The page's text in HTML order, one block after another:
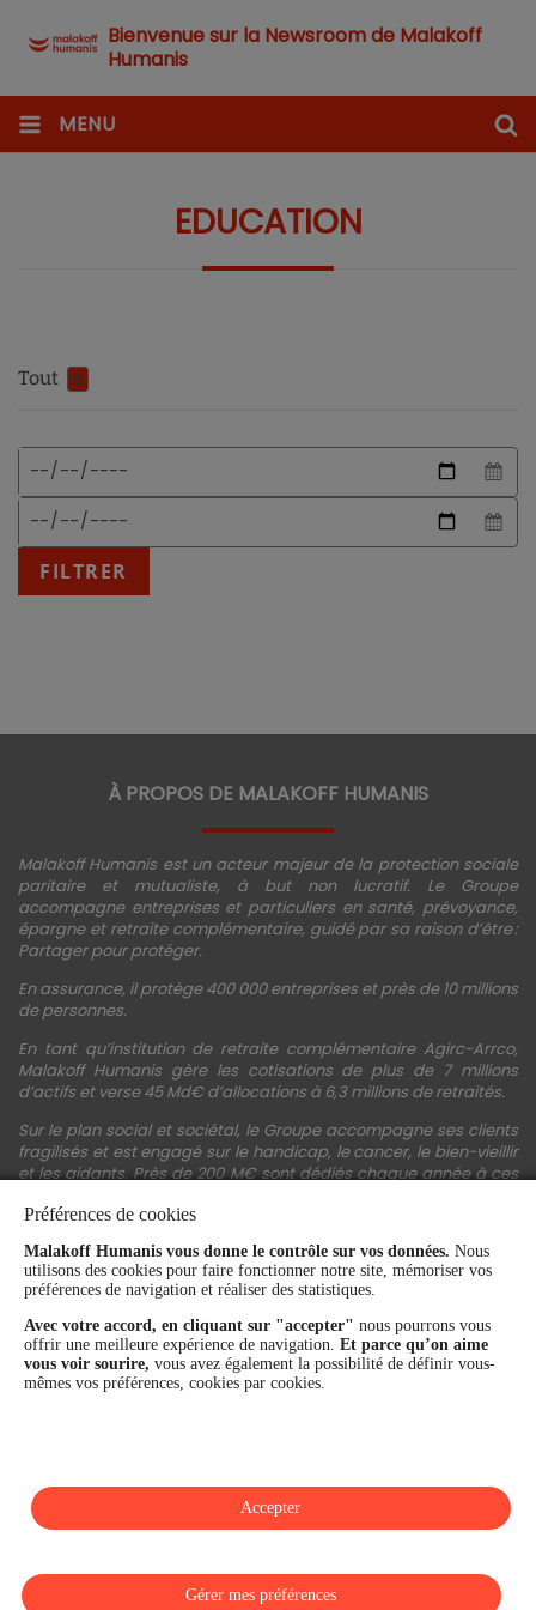
Bienvenue sur la Newsroom de Malakoff
Humanis
MENU
EDUCATION
Tout 0
Date
début
Date
Format
date
attendu
:
JJ/MM/AAAA
FILTRER
À PROPOS DE MALAKOFF HUMANIS
Malakoff Humanis est un acteur majeur de la protection sociale
paritaire et mutualiste, à but non lucratif. Le Groupe
accompagne entreprises et particuliers en santé, prévoyance,
épargne et retraite complémentaire, guidé par sa raison d’être :
Partager pour protéger.
En assurance, il protège 400 000 entreprises et près de 10 millions
de personnes.
En tant qu’institution de retraite complémentaire Agirc-Arrco,
Malakoff Humanis gère les cotisations de plus de 7 millions
d’actifs et verse 45 Md€ d’allocations à 6,3 millions de retraités.
Sur le plan social et sociétal, le Groupe accompagne ses clients
fragilisés et est engagé sur le handicap, le cancer, le bien-vieillir
et les aidants. Près de 200 M€ sont dédiés chaque année à ces
financière et la performance du Groupe sont confirmées par une
notation A+ attribuée depuis 4 ans par S&P Global Ratings et
Fitch Ratings. Sur les plans extra-financiers, Malakoff Humanis
figure parmi les 2% des entreprises les mieux notées au monde
en matière de critères RSE (Ecovadis, niveau Gold - 81/100 en
2026). Enfin, Malakoff Humanis est certifié Top Employer France
par le Top Employers Institute depuis 3 ans.
Préférences de cookies
Malakoff Humanis vous donne le contrôle sur vos données. Nous
utilisons des cookies pour faire fonctionner notre site, mémoriser vos
préférences de navigation et réaliser des statistiques.
Avec votre accord, en cliquant sur "accepter" nous pourrons vous
offrir une meilleure expérience de navigation. Et parce qu’on aime
vous voir sourire, vous avez également la possibilité de définir vous-
mêmes vos préférences, cookies par cookies.
Gérer mes préférences
Accepter